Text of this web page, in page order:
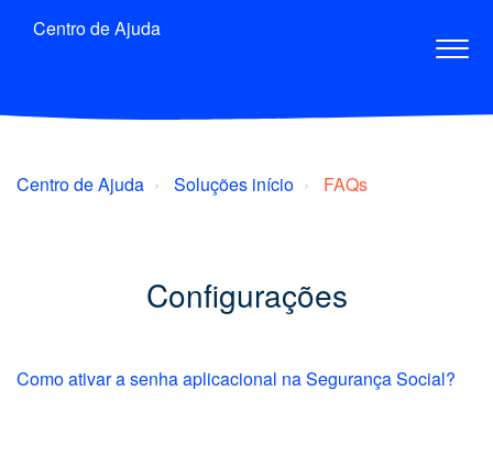
Centro de Ajuda
Centro de Ajuda Soluções início FAQs
Configurações
Como ativar a senha aplicacional na Segurança Social?